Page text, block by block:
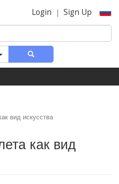
Login | Sign Up
вид искусства
как вид